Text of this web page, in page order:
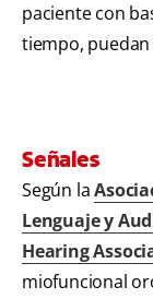
paciente con
tiempo,
Señales
Según la
Lenguaje y
Hearing
miofuncional